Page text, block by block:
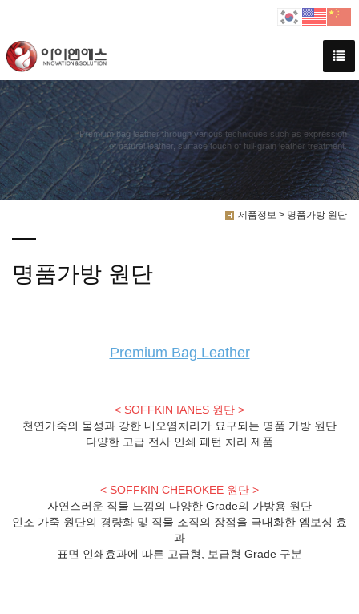
Premium bag leather through various techniques such as expression
of natural leather, surface touch of full-grain leather treatment.
제품정보 > 명품가방 원단
명품가방 원단
Premium Bag Leather
< SOFFKIN IANES 원단 >
천연가죽의 물성과 강한 내오염처리가 요구되는 명품 가방 원단
다양한 고급 전사 인쇄 패턴 처리 제품
< SOFFKIN CHEROKEE 원단 >
자연스러운 직물 느낌의 다양한 Grade의 가방용 원단
인조 가죽 원단의 경량화 및 직물 조직의 장점을 극대화한 엠보싱 효
과
표면 인쇄효과에 따른 고급형, 보급형 Grade 구분